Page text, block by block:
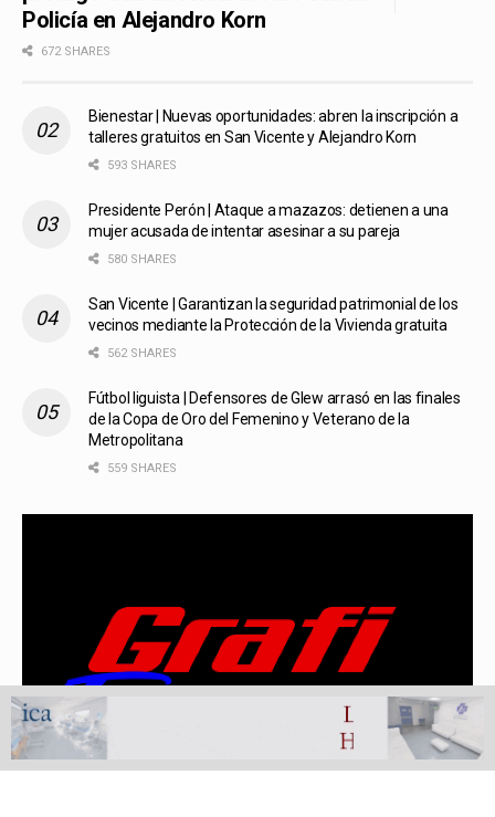
Policía en Alejandro Korn
672 SHARES
Bienestar | Nuevas oportunidades: abren la inscripción a
talleres gratuitos en San Vicente y Alejandro Korn
593 SHARES
Presidente Perón | Ataque a mazazos: detienen a una
mujer acusada de intentar asesinar a su pareja
580 SHARES
San Vicente | Garantizan la seguridad patrimonial de los
vecinos mediante la Protección de la Vivienda gratuita
562 SHARES
Fútbol liguista | Defensores de Glew arrasó en las finales
de la Copa de Oro del Femenino y Veterano de la
Metropolitana
559 SHARES